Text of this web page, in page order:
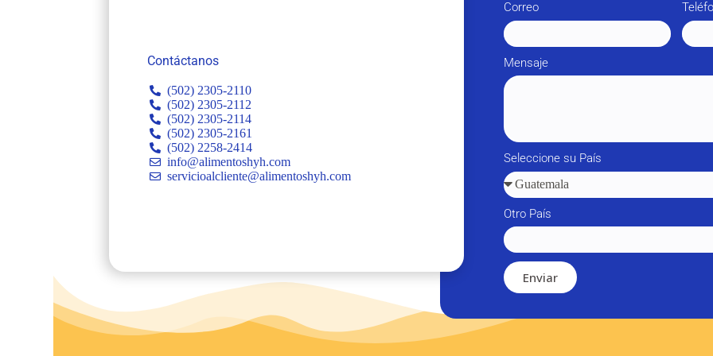
Contáctanos
(502) 2305-2110
(502) 2305-2112
(502) 2305-2114
(502) 2305-2161
(502) 2258-2414
info@alimentoshyh.com
servicioalcliente@alimentoshyh.com
Correo
Mensaje
Seleccione su País
Otro País
Enviar